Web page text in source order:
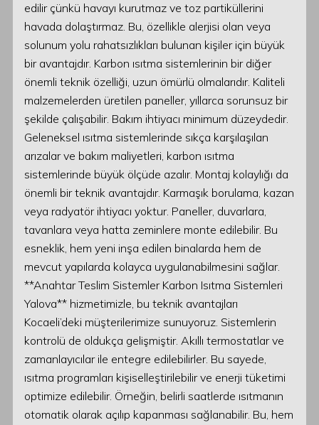
edilir çünkü havayı kurutmaz ve toz partiküllerini
havada dolaştırmaz. Bu, özellikle alerjisi olan veya
solunum yolu rahatsızlıkları bulunan kişiler için büyük
bir avantajdır. Karbon ısıtma sistemlerinin bir diğer
önemli teknik özelliği, uzun ömürlü olmalarıdır. Kaliteli
malzemelerden üretilen paneller, yıllarca sorunsuz bir
şekilde çalışabilir. Bakım ihtiyacı minimum düzeydedir.
Geleneksel ısıtma sistemlerinde sıkça karşılaşılan
arızalar ve bakım maliyetleri, karbon ısıtma
sistemlerinde büyük ölçüde azalır. Montaj kolaylığı da
önemli bir teknik avantajdır. Karmaşık borulama, kazan
veya radyatör ihtiyacı yoktur. Paneller, duvarlara,
tavanlara veya hatta zeminlere monte edilebilir. Bu
esneklik, hem yeni inşa edilen binalarda hem de
mevcut yapılarda kolayca uygulanabilmesini sağlar.
**Anahtar Teslim Sistemler Karbon Isıtma Sistemleri
Yalova** hizmetimizle, bu teknik avantajları
Kocaeli’deki müşterilerimize sunuyoruz. Sistemlerin
kontrolü de oldukça gelişmiştir. Akıllı termostatlar ve
zamanlayıcılar ile entegre edilebilirler. Bu sayede,
ısıtma programları kişiselleştirilebilir ve enerji tüketimi
optimize edilebilir. Örneğin, belirli saatlerde ısıtmanın
otomatik olarak açılıp kapanması sağlanabilir. Bu, hem